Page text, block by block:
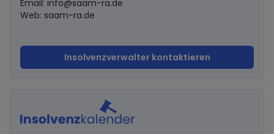
Email: info@saam-ra.de
Web: saam-ra.de
Insolvenzverwalter kontaktieren